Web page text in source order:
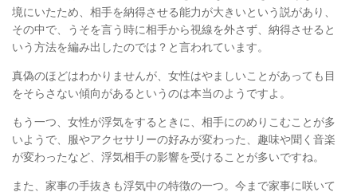
境にいたため、相手を納得させる能力が大きいという説があり、
その中で、うそを言う時に相手から視線を外さず、納得させると
いう方法を編み出したのでは？と言われています。
真偽のほどはわかりませんが、女性はやましいことがあっても目
をそらさない傾向があるというのは本当のようですよ。
もう一つ、女性が浮気をするときに、相手にのめりこむことが多
いようで、服やアクセサリーの好みが変わった、趣味や聞く音楽
が変わったなど、浮気相手の影響を受けることが多いですね。
また、家事の手抜きも浮気中の特徴の一つ。今まで家事に咲いて